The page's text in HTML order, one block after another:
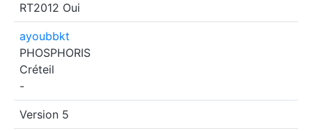
RT2012 Oui
ayoubbkt
PHOSPHORIS
Créteil
-
Version 5